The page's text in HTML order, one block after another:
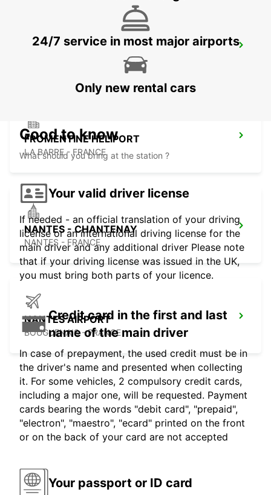
NANTES FORUM D'ORVAULT
FROMENTINE HELIPORT
LA BARRE - FRANCE
NANTES - CHANTENAY
NANTES - FRANCE
NANTES AIRPORT
BOUGUENAIS - FRANCE
24/7 service in most major airports
Only new rental cars
Good to know
What should you bring at the station ?
Your valid driver license
If needed - an official translation of your driving
license or an international driving license for the
main driver and any additional driver Please note
that if your driving license was issued in the UK,
you must bring both parts of your licence.
Credit card in the first and last
name of the main driver
In case of prepayment, the used credit must be in
the driver's name and presented when collecting
it. For some vehicles, 2 compulsory credit cards,
including a major one, will be requested. Payment
cards bearing the words "debit card", "prepaid",
"electron", "maestro", "ecard" printed on the front
or on the back of your card are not accepted
Your passport or ID card